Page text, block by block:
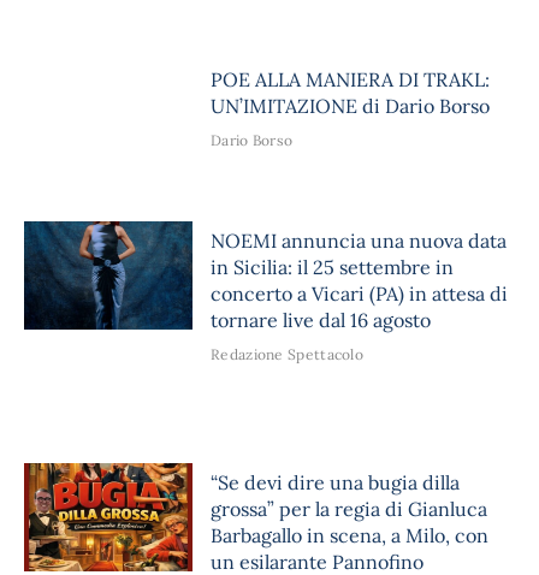
POE ALLA MANIERA DI TRAKL:
UN’IMITAZIONE di Dario Borso
Dario Borso
NOEMI annuncia una nuova data
in Sicilia: il 25 settembre in
concerto a Vicari (PA) in attesa di
tornare live dal 16 agosto
Redazione Spettacolo
“Se devi dire una bugia dilla
grossa” per la regia di Gianluca
Barbagallo in scena, a Milo, con
un esilarante Pannofino